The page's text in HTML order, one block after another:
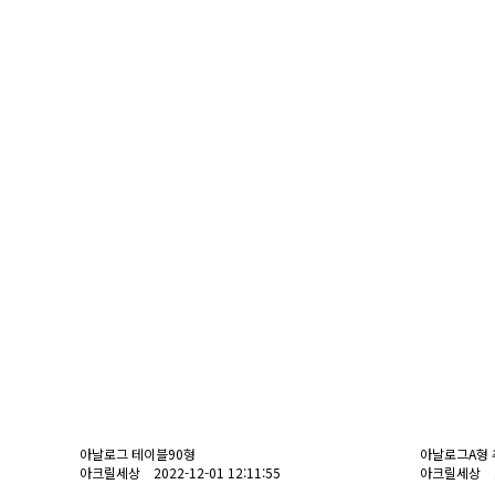
아날로그 테이블90형
아크릴세상 2022-12-01 12:11:55
아날로그A형
아크릴세상